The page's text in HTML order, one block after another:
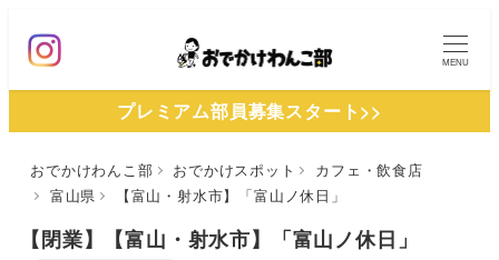
ン
MENU
プレミアム部員募集スタート>>
おでかけわんこ部 おでかけスポット
カフェ・飲食店
富山県
【富山・射水市】「富山ノ休日」
【閉業】【富山・射水市】「富山ノ休日」